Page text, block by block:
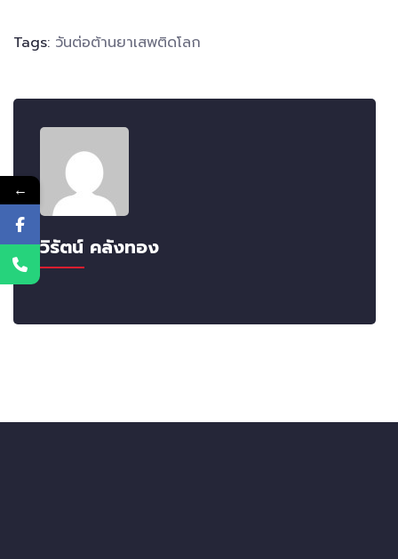
Tags: วันต่อต้านยาเสพติดโลก
วิรัตน์ คลังทอง
←